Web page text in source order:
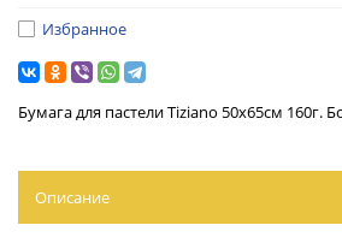
Избранное
Бумага для пастели Tiziano 50х65см 160г.
Описание